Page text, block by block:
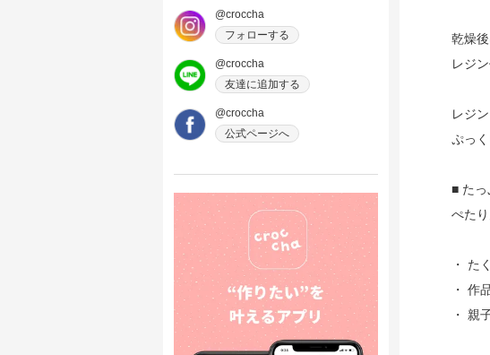
@croccha
フォローする
@croccha
友達に追加する
@croccha
公式ページへ
乾燥
レジ
レジ
ぷっ
■ た
ぺた
・ た
・ 作
・ 親